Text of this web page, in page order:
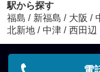
駅から探す
福島 / 新福島 / 大阪 /
北新地 / 中津 / 西田辺